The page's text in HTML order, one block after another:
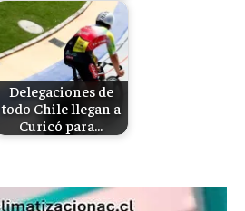
Delegaciones de
todo Chile llegan a
Curicó para…